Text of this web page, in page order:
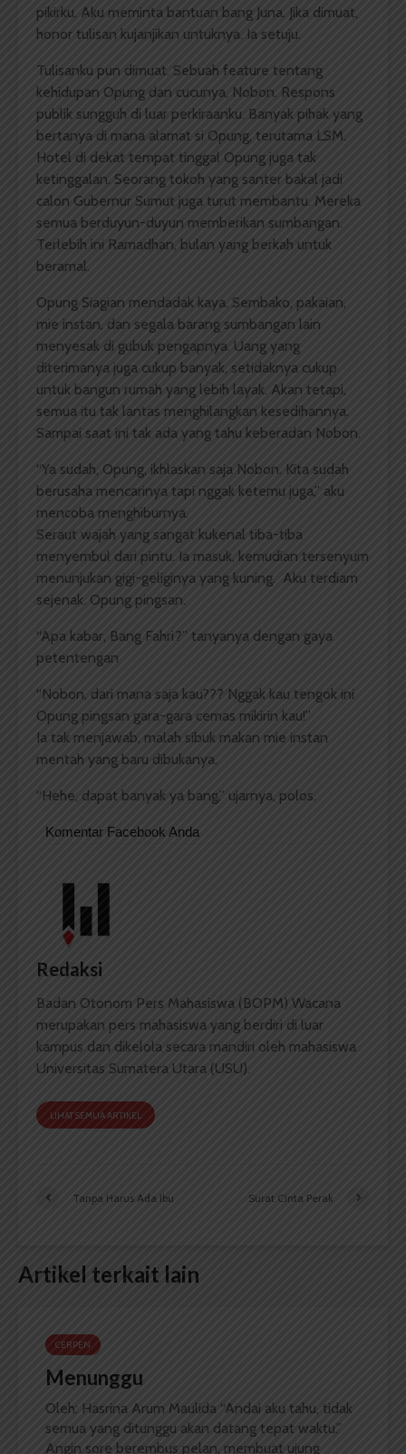
pikirku. Aku meminta bantuan bang Juna. Jika dimuat,
honor tulisan kujanjikan untuknya. Ia setuju.
Tulisanku pun dimuat. Sebuah feature tentang
kehidupan Opung dan cucunya, Nobon. Respons
publik sungguh di luar perkiraanku. Banyak pihak yang
bertanya di mana alamat si Opung, terutama LSM.
Hotel di dekat tempat tinggal Opung juga tak
ketinggalan. Seorang tokoh yang santer bakal jadi
calon Gubernur Sumut juga turut membantu. Mereka
semua berduyun-duyun memberikan sumbangan.
Terlebih ini Ramadhan, bulan yang berkah untuk
beramal.
Opung Siagian mendadak kaya. Sembako, pakaian,
mie instan, dan segala barang sumbangan lain
menyesak di gubuk pengapnya. Uang yang
diterimanya juga cukup banyak, setidaknya cukup
untuk bangun rumah yang lebih layak. Akan tetapi,
semua itu tak lantas menghilangkan kesedihannya.
Sampai saat ini tak ada yang tahu keberadan Nobon.
“Ya sudah, Opung, ikhlaskan saja Nobon. Kita sudah
berusaha mencarinya tapi nggak ketemu juga,” aku
mencoba menghiburnya.
Seraut wajah yang sangat kukenal tiba-tiba
menyembul dari pintu. Ia masuk, kemudian tersenyum
menunjukan gigi-geliginya yang kuning. Aku terdiam
sejenak. Opung pingsan.
“Apa kabar, Bang Fahri?” tanyanya dengan gaya
petentengan
“Nobon, dari mana saja kau??? Nggak kau tengok ini
Opung pingsan gara-gara cemas mikirin kau!”
Ia tak menjawab, malah sibuk makan mie instan
mentah yang baru dibukanya.
“Hehe, dapat banyak ya bang,” ujarnya, polos.
Komentar Facebook Anda
Redaksi
Badan Otonom Pers Mahasiswa (BOPM) Wacana
merupakan pers mahasiswa yang berdiri di luar
kampus dan dikelola secara mandiri oleh mahasiswa
Universitas Sumatera Utara (USU).
LIHAT SEMUA ARTIKEL
Tanpa Harus Ada Ibu Surat Cinta Perak
Artikel terkait lain
CERPEN
Menunggu
Oleh: Hasrina Arum Maulida “Andai aku tahu, tidak
semua yang ditunggu akan datang tepat waktu.”
Angin sore berembus pelan, membuat ujung